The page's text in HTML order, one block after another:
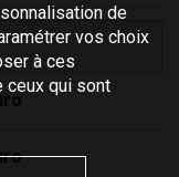
de
vos choix
à ces
ceux qui sont